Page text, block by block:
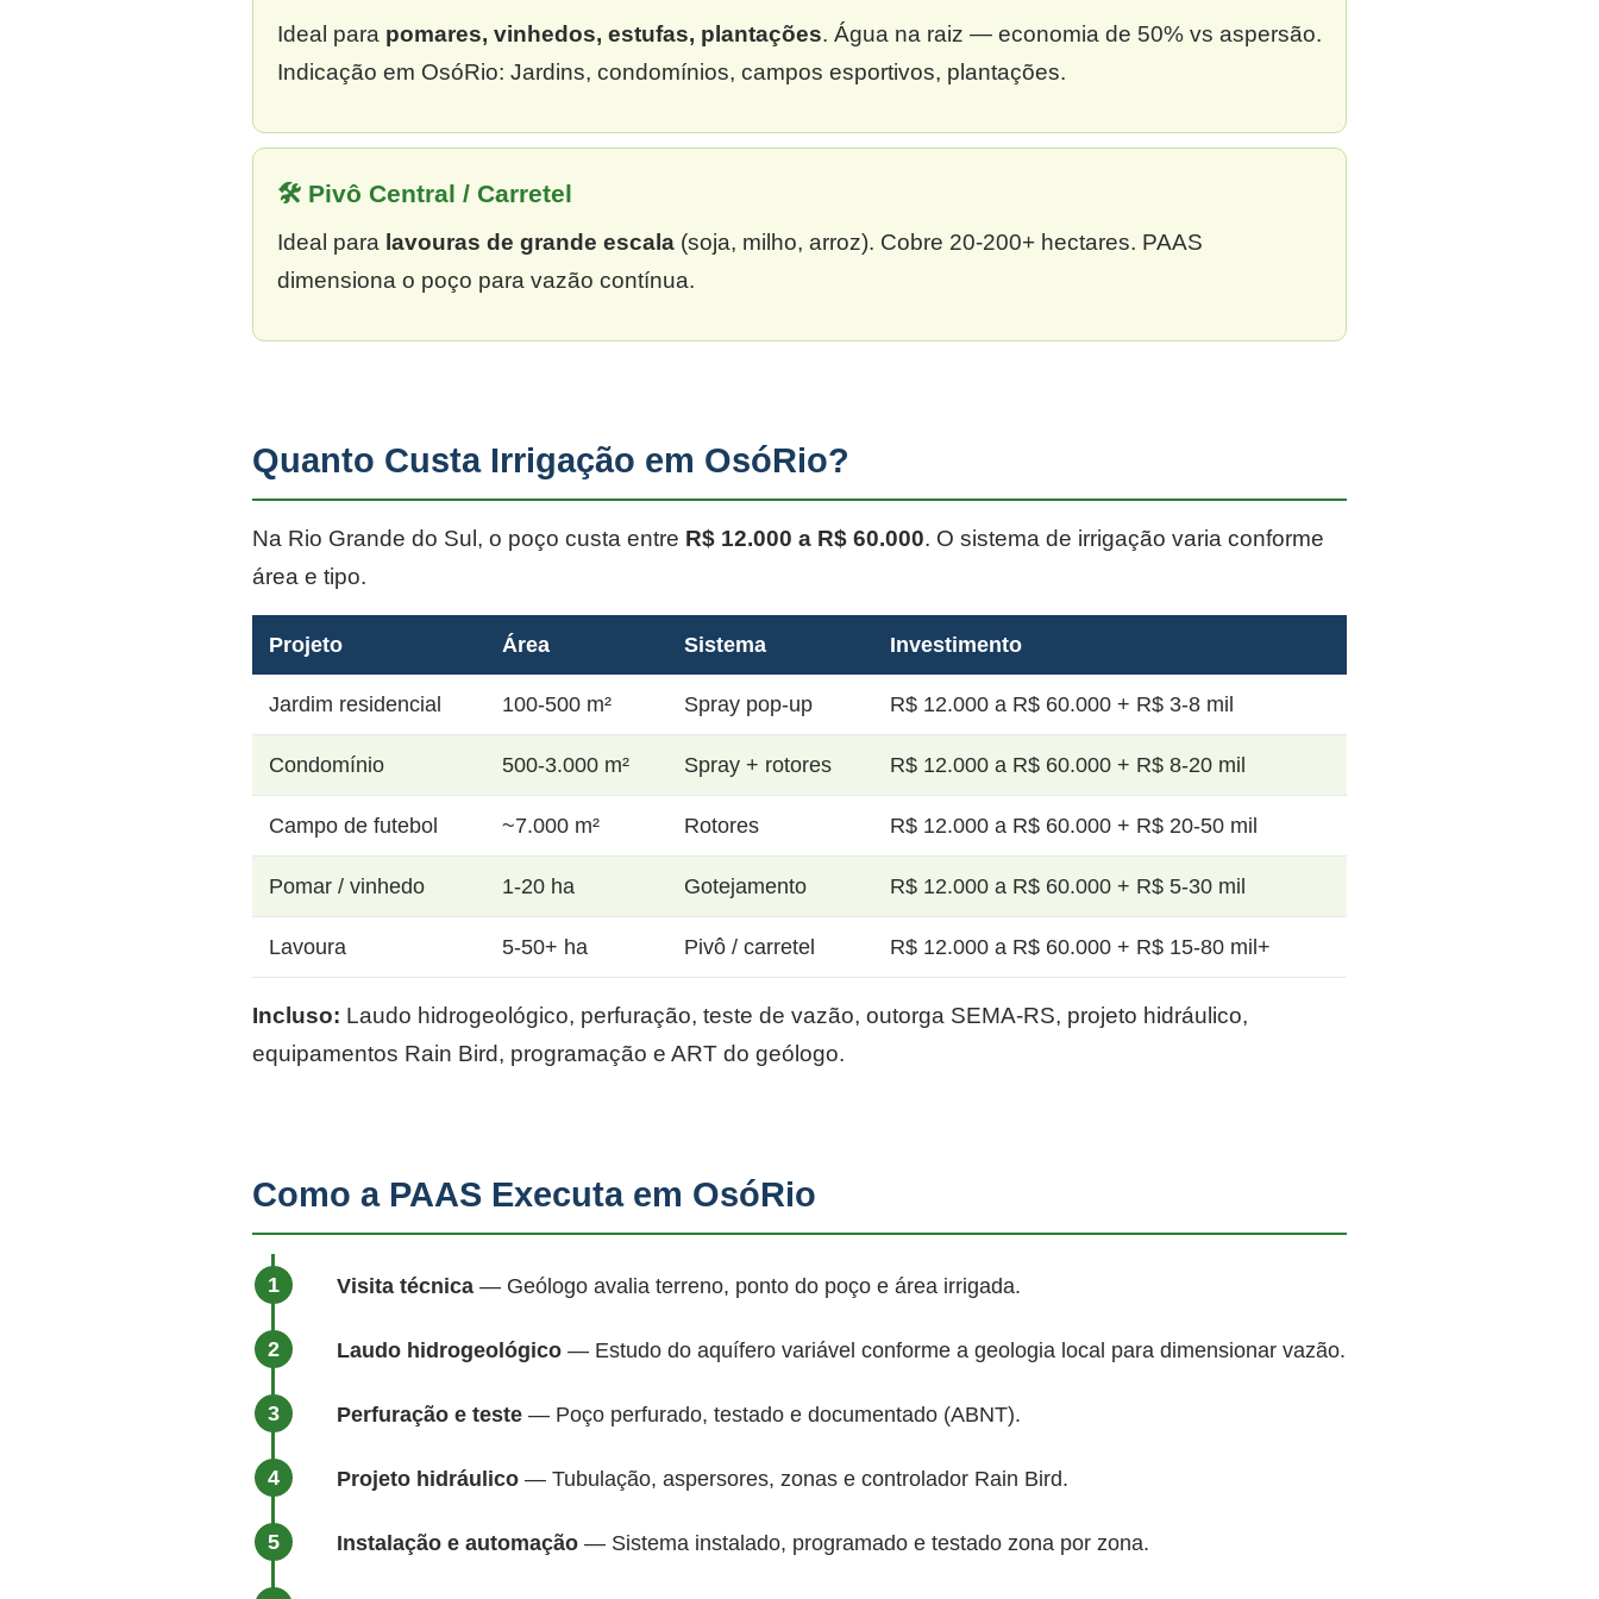
Ideal para pomares, vinhedos, estufas, plantações. Água na raiz — economia de 50% vs aspersão.
Indicação em OsóRio: Jardins, condomínios, campos esportivos, plantações.
🛠 Pivô Central / Carretel
Ideal para lavouras de grande escala (soja, milho, arroz). Cobre 20-200+ hectares. PAAS
dimensiona o poço para vazão contínua.
Quanto Custa Irrigação em OsóRio?
Na Rio Grande do Sul, o poço custa entre R$ 12.000 a R$ 60.000. O sistema de irrigação varia conforme
área e tipo.
Projeto Área Sistema Investimento
Jardim residencial 100-500 m² Spray pop-up R$ 12.000 a R$ 60.000 + R$ 3-8 mil
Condomínio 500-3.000 m² Spray + rotores R$ 12.000 a R$ 60.000 + R$ 8-20 mil
Campo de futebol ~7.000 m² Rotores R$ 12.000 a R$ 60.000 + R$ 20-50 mil
Pomar / vinhedo 1-20 ha Gotejamento R$ 12.000 a R$ 60.000 + R$ 5-30 mil
Lavoura 5-50+ ha Pivô / carretel R$ 12.000 a R$ 60.000 + R$ 15-80 mil+
Incluso: Laudo hidrogeológico, perfuração, teste de vazão, outorga SEMA-RS, projeto hidráulico,
equipamentos Rain Bird, programação e ART do geólogo.
Como a PAAS Executa em OsóRio
Visita técnica — Geólogo avalia terreno, ponto do poço e área irrigada.
Laudo hidrogeológico — Estudo do aquífero variável conforme a geologia local para dimensionar vazão.
Perfuração e teste — Poço perfurado, testado e documentado (ABNT).
Projeto hidráulico — Tubulação, aspersores, zonas e controlador Rain Bird.
Instalação e automação — Sistema instalado, programado e testado zona por zona.